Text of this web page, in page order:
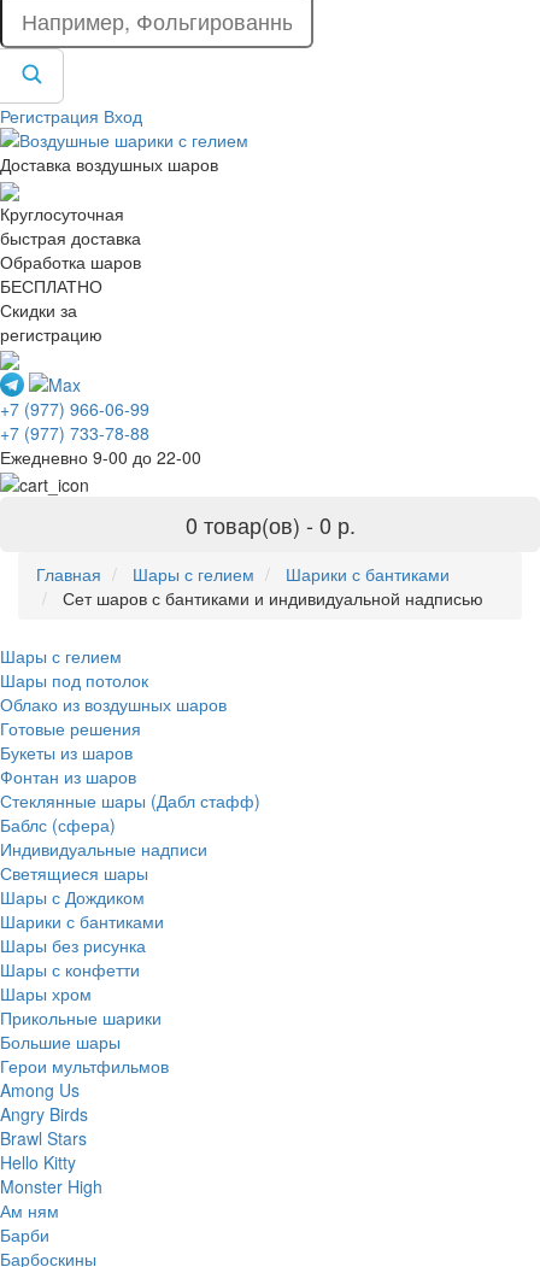
Регистрация Вход
Доставка воздушных шаров
Круглосуточная
быстрая доставка
Обработка шаров
БЕСПЛАТНО
Скидки за
регистрацию
+7 (977) 966-06-99
+7 (977) 733-78-88
Ежедневно 9-00 до 22-00
0 товар(ов) - 0 р.
Главная Шары с гелием
Шарики с бантиками
Сет шаров с бантиками и индивидуальной надписью
Шары с гелием
Шары под потолок
Облако из воздушных шаров
Готовые решения
Букеты из шаров
Фонтан из шаров
Стеклянные шары (Дабл стафф)
Баблс (сфера)
Индивидуальные надписи
Светящиеся шары
Шары с Дождиком
Шарики с бантиками
Шары без рисунка
Шары с конфетти
Шары хром
Прикольные шарики
Большие шары
Герои мультфильмов
Among Us
Angry Birds
Brawl Stars
Hello Kitty
Monster High
Ам ням
Барби
Барбоскины